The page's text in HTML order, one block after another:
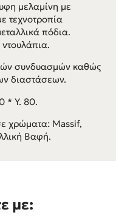
μελαμίνη με
τεχνοτροπία
πόδια.
ντουλάπια.
συνδυασμών καθώς
διαστάσεων.
* Υ. 80.
χρώματα: Massif,
Βαφή.
με: